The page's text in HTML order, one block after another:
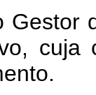
Gestor
cuja